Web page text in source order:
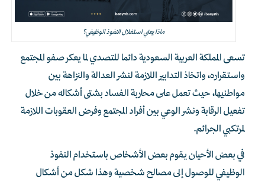
ماذا يعني استغلال النفوذ الوظيفي؟
تسعى المملكة العربية السعودية دائما للتصدي لما يعكر صفو المجتمع
واستقراره، واتخاذ التدابير اللازمة لنشر العدالة والنزاهة بين
مواطنيها، حيث تعمل على محاربة الفساد بشتى أشكاله من خلال
تفعيل الرقابة ونشر الوعي بين أفراد المجتمع وفرض العقوبات اللازمة
لمرتكبي الجرائم.
في بعض الأحيان يقوم بعض الأشخاص باستخدام النفوذ
الوظيفي للوصول إلى مصالح شخصية وهذا شكل من أشكال